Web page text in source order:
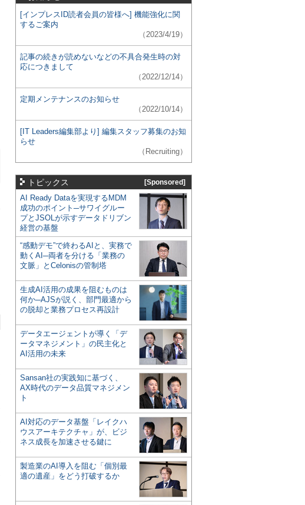
[インプレスID読者会員の皆様へ] 機能強化に関
するご案内
（2023/4/19）
記事の続きが読めないなどの不具合発生時の対
応につきまして
（2022/12/14）
定期メンテナンスのお知らせ
（2022/10/14）
[IT Leaders編集部より] 編集スタッフ募集のお知
らせ
（Recruiting）
トピックス [Sponsored]
AI Ready Dataを実現するMDM
成功のポイント─サワイグルー
プとJSOLが示すデータドリブン
経営の基盤
“感動デモ”で終わるAIと、実務で
動くAI─両者を分ける「業務の
文脈」とCelonisの管制塔
生成AI活用の成果を阻むものは
何か─AJSが説く、部門最適から
の脱却と業務プロセス再設計
データエージェントが導く「デ
ータマネジメント」の民主化と
AI活用の未来
Sansan社の実践知に基づく、
AX時代のデータ品質マネジメン
ト
AI対応のデータ基盤「レイクハ
ウスアーキテクチャ」が、ビジ
ネス成長を加速させる鍵に
製造業のAI導入を阻む「個別最
適の遺産」をどう打破するか